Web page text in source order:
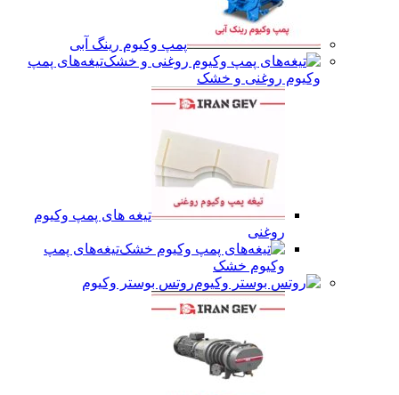
پمپ وکیوم رینگ آبی
تیغه‌های پمپ
وکیوم روغنی و خشک
تیغه های پمپ وکیوم
روغنی
تیغه‌های پمپ
وکیوم خشک
روتس بوستر وکیوم